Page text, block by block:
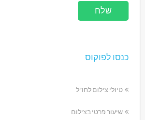
כנסו לפוקוס
טיולי צילום לחו"ל
שיעור פרטי בצילום